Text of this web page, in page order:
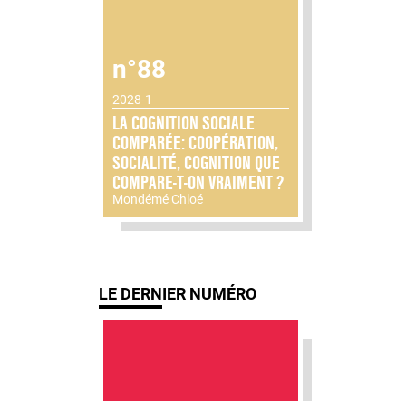
n°88
2028-1
LA COGNITION SOCIALE
COMPARÉE: COOPÉRATION,
SOCIALITÉ, COGNITION QUE
COMPARE-T-ON VRAIMENT ?
Mondémé Chloé
LE DERNIER NUMÉRO